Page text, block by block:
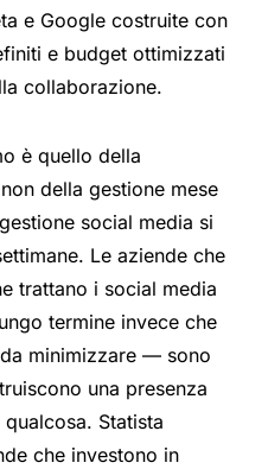
e Google costruite con
e budget ottimizzati
collaborazione.
è quello della
della gestione mese
social media si
Le aziende che
trattano i social media
termine invece che
minimizzare — sono
una presenza
Statista
che investono in